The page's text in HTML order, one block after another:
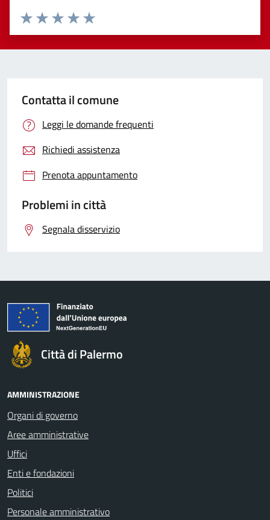
Valuta 5 stelle su 5
Valuta 4 stelle su 5
Valuta 3 stelle su 5
Valuta 2 stelle su 5
Valuta 1 stelle su 5
Contatta il comune
Leggi le domande frequenti
Richiedi assistenza
Prenota appuntamento
Problemi in città
Segnala disservizio
Città di Palermo
AMMINISTRAZIONE
Organi di governo
Aree amministrative
Uffici
Enti e fondazioni
Politici
Personale amministrativo